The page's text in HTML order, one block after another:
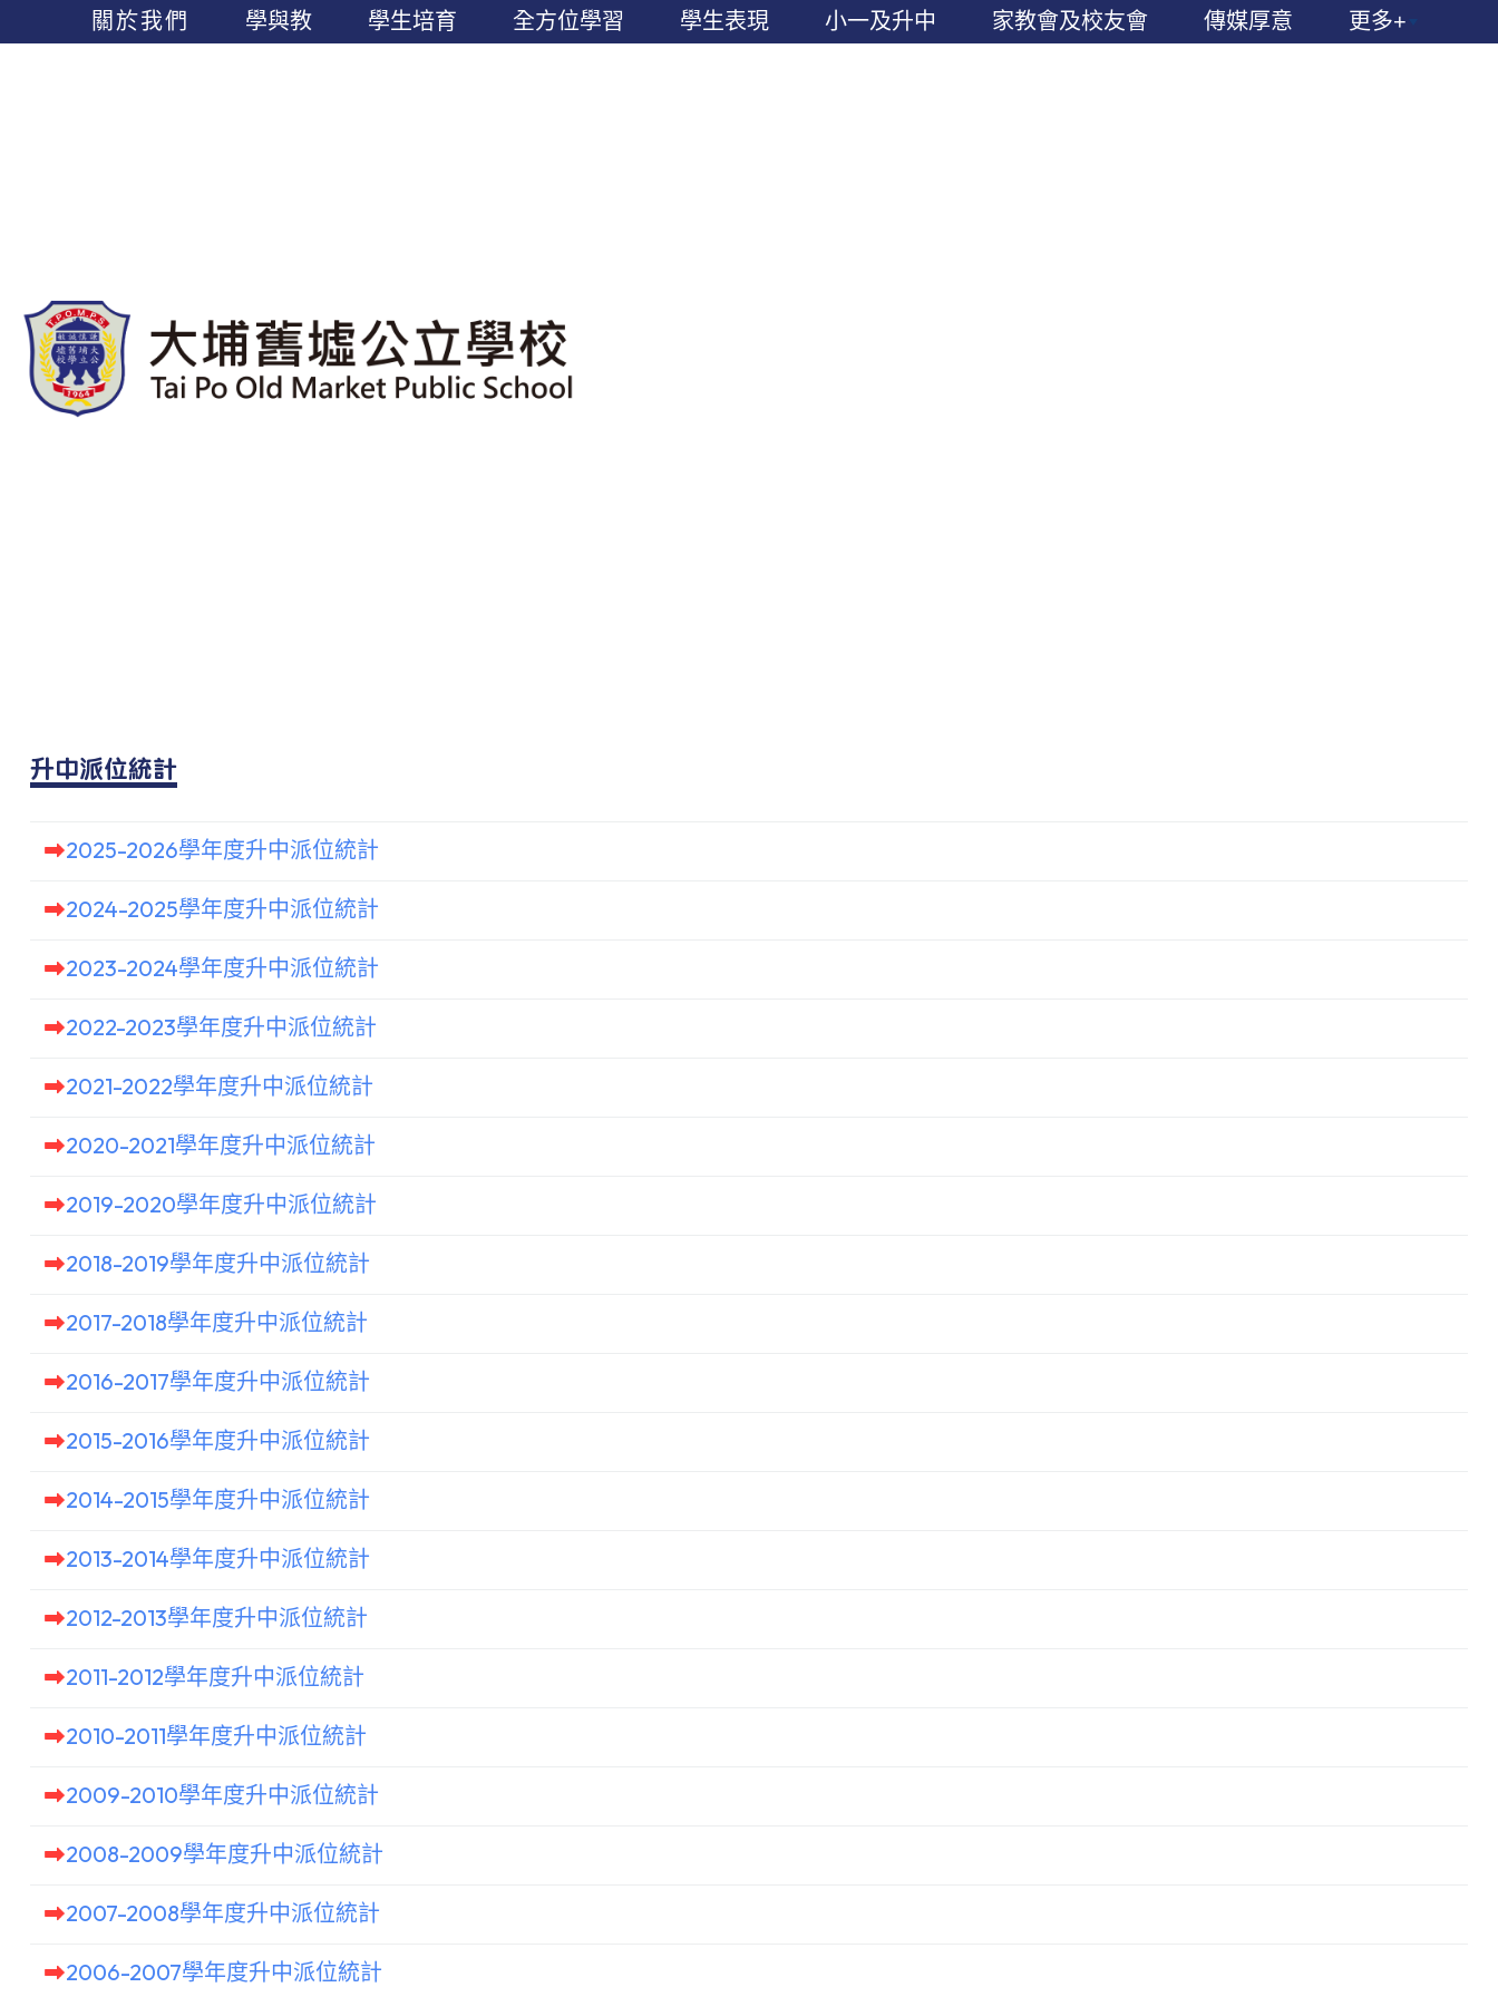
關於我們 學與教 學生培育 全方位學習 學生表現 小一及升中 家教會及校友會 傳媒厚意 更多+
升中派位統計
2025-2026學年度升中派位統計
2024-2025學年度升中派位統計
2023-2024學年度升中派位統計
2022-2023學年度升中派位統計
2021-2022學年度升中派位統計
2020-2021學年度升中派位統計
2019-2020學年度升中派位統計
2018-2019學年度升中派位統計
2017-2018學年度升中派位統計
2016-2017學年度升中派位統計
2015-2016學年度升中派位統計
2014-2015學年度升中派位統計
2013-2014學年度升中派位統計
2012-2013學年度升中派位統計
2011-2012學年度升中派位統計
2010-2011學年度升中派位統計
2009-2010學年度升中派位統計
2008-2009學年度升中派位統計
2007-2008學年度升中派位統計
2006-2007學年度升中派位統計